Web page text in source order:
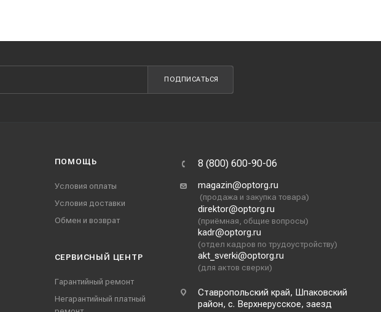
ПОДПИСАТЬСЯ
ПОМОЩЬ
Условия оплаты
Условия доставки
Обмен и возврат
СЕРВИСНЫЙ ЦЕНТР
Гарантийный ремонт
Негарантийный платный
8 (800) 600-90-06
magazin@optorg.ru
(продажа и закупка товара)
direktor@optorg.ru
(приёмная, общие вопросы)
kadr@optorg.ru
(отдел кадров по трудоустройству)
akt_sverki@optorg.ru
(для актов сверки)
Ставропольский край, Шпаковский
район, с. Верхнерусское, заезд